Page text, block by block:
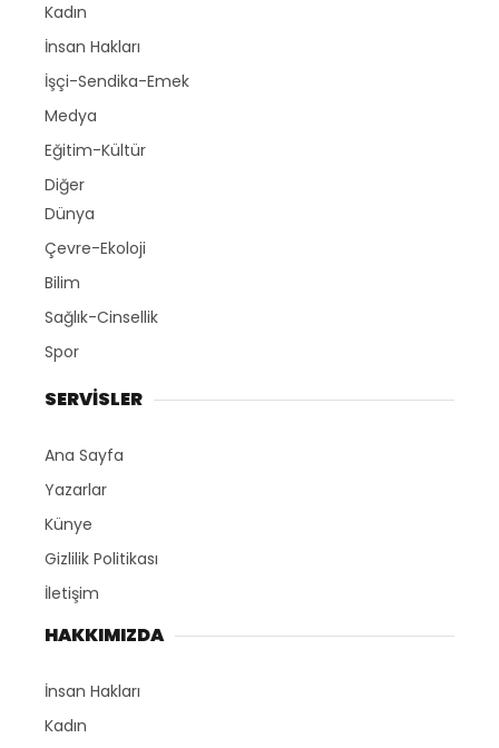
Kadın
İnsan Hakları
İşçi-Sendika-Emek
Medya
Eğitim-Kültür
Diğer
Dünya
Çevre-Ekoloji
Bilim
Sağlık-Cinsellik
Spor
SERVİSLER
Ana Sayfa
Yazarlar
Künye
Gizlilik Politikası
İletişim
HAKKIMIZDA
İnsan Hakları
Kadın